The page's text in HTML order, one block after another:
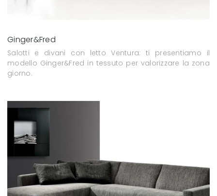
Ginger&Fred
Salotti e divani con letto Ventura: ti presentiamo il
modello Ginger&Fred in tessuto per valorizzare la zona
giorno.